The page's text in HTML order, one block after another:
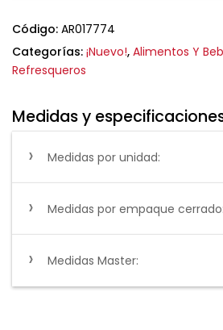
Código: AR017774
Categorías: ¡Nuevo!, Alimentos Y
Refresqueros
Medidas y
Medidas por unidad:
Medidas por empaque cerrado:
Medidas Master: